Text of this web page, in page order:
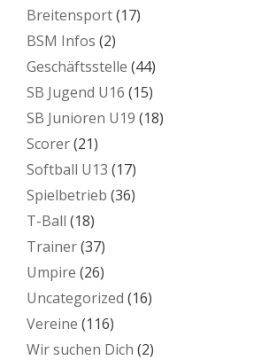
Breitensport(17)
BSM Infos (2)
Geschäftsstelle (44)
SB Jugend U16 (15)
SB Junioren U19 (18)
Scorer(21)
Softball U13 (17)
Spielbetrieb (36)
T-Ball (18)
Trainer(37)
Umpire (26)
Uncategorized (16)
Vereine (116)
Wir suchen Dich (2)